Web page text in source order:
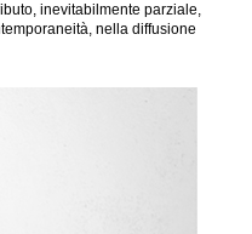
inevitabilmente parziale,
nella diffusione